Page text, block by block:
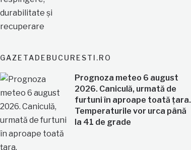
GAZETADEBUCURESTI.RO
Prognoza meteo 6 august
2026. Caniculă, urmată de
furtuni în aproape toată țara.
Temperaturile vor urca până
la 41 de grade